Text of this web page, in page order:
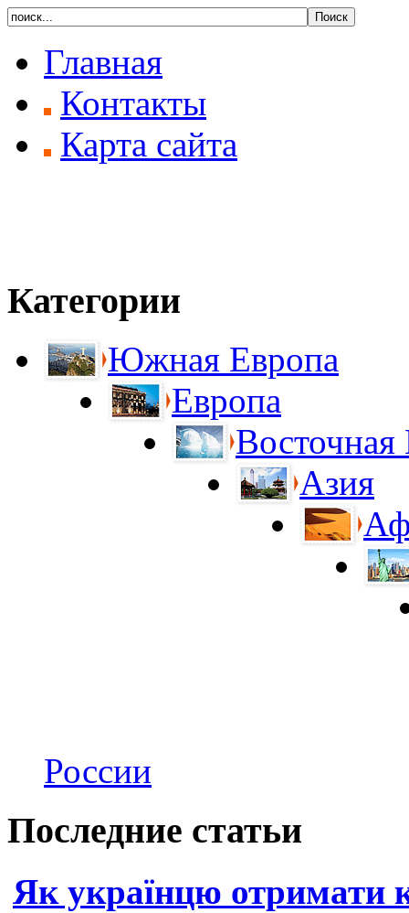
Главная
Контакты
Карта сайта
Категории
Южная Европа
Европа
Восточная
Азия
России
Последние статьи
Як українцю отримати